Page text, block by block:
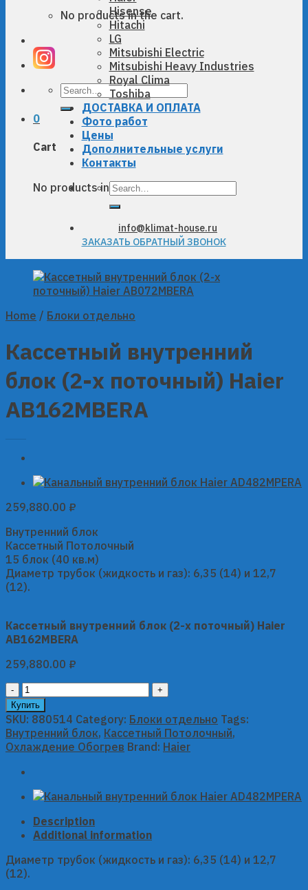
No products in the cart.
Search
0
Cart
No products in the cart.
Hisense
Hitachi
LG
Mitsubishi Electric
Mitsubishi Heavy Industries
Royal Clima
Toshiba
ДОСТАВКА И ОПЛАТА
Фото работ
Цены
Дополнительные услуги
Контакты
Search
info@klimat-house.ru
ЗАКАЗАТЬ ОБРАТНЫЙ ЗВОНОК
Home / Блоки отдельно
Кассетный внутренний
блок (2-х поточный) Haier
AB162MBERA
259,880.00 ₽
Внутренний блок
Кассетный Потолочный
15 блок (40 кв.м)
Диаметр трубок (жидкость и газ): 6,35 (14) и 12,7
(12).
Кассетный внутренний блок (2-х поточный) Haier
AB162MBERA
259,880.00 ₽
Кассетный
внутренний
блок
(2-
х
поточный)
Haier
quantity
Купить
SKU: 880514 Category: Блоки отдельно Tags:
Внутренний блок, Кассетный Потолочный,
Охлаждение Обогрев Brand: Haier
Description
Additional information
Диаметр трубок (жидкость и газ): 6,35 (14) и 12,7
(12).